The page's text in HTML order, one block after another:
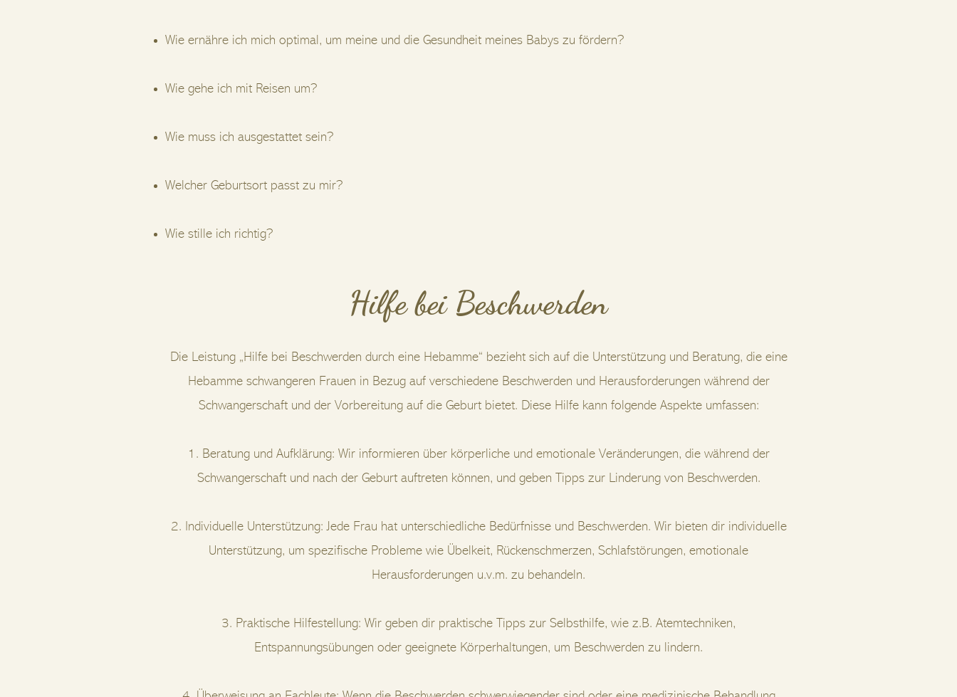
Wie ernähre ich mich optimal, um meine und die Gesundheit meines Babys zu fördern?
Wie gehe ich mit Reisen um?
Wie muss ich ausgestattet sein?
Welcher Geburtsort passt zu mir?
Wie stille ich richtig?
Hilfe bei Beschwerden
Die Leistung „Hilfe bei Beschwerden durch eine Hebamme“ bezieht sich auf die Unterstützung und Beratung, die eine
Hebamme schwangeren Frauen in Bezug auf verschiedene Beschwerden und Herausforderungen während der
Schwangerschaft und der Vorbereitung auf die Geburt bietet. Diese Hilfe kann folgende Aspekte umfassen:
1. Beratung und Aufklärung: Wir informieren über körperliche und emotionale Veränderungen, die während der
Schwangerschaft und nach der Geburt auftreten können, und geben Tipps zur Linderung von Beschwerden.
2. Individuelle Unterstützung: Jede Frau hat unterschiedliche Bedürfnisse und Beschwerden. Wir bieten dir individuelle
Unterstützung, um spezifische Probleme wie Übelkeit, Rückenschmerzen, Schlafstörungen, emotionale
Herausforderungen u.v.m. zu behandeln.
3. Praktische Hilfestellung: Wir geben dir praktische Tipps zur Selbsthilfe, wie z.B. Atemtechniken,
Entspannungsübungen oder geeignete Körperhaltungen, um Beschwerden zu lindern.